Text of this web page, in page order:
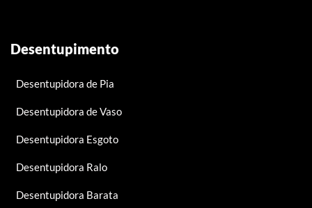
Desentupimento
Desentupidora de Pia
Desentupidora de Vaso
Desentupidora Esgoto
Desentupidora Ralo
Desentupidora Barata